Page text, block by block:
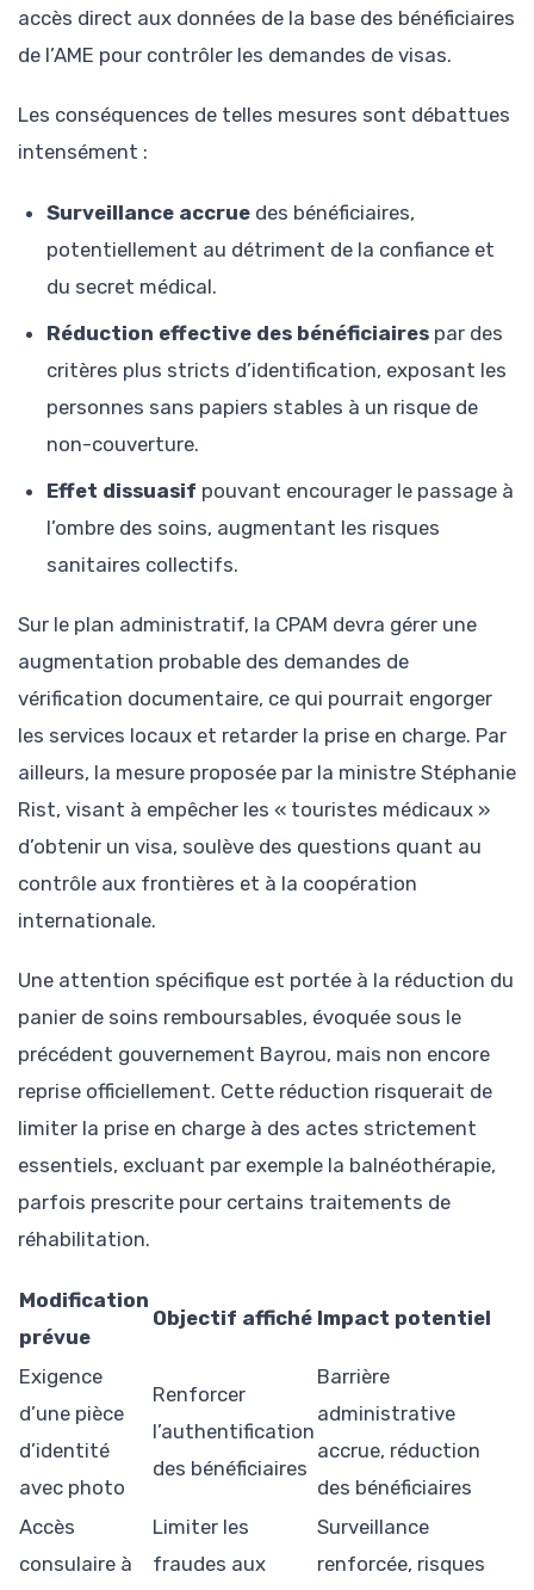
accès direct aux données de la base des bénéficiaires
de l’AME pour contrôler les demandes de visas.
Les conséquences de telles mesures sont débattues
intensément :
Surveillance accrue des bénéficiaires,
potentiellement au détriment de la confiance et
du secret médical.
Réduction effective des bénéficiaires par des
critères plus stricts d’identification, exposant les
personnes sans papiers stables à un risque de
non-couverture.
Effet dissuasif pouvant encourager le passage à
l’ombre des soins, augmentant les risques
sanitaires collectifs.
Sur le plan administratif, la CPAM devra gérer une
augmentation probable des demandes de
vérification documentaire, ce qui pourrait engorger
les services locaux et retarder la prise en charge. Par
ailleurs, la mesure proposée par la ministre Stéphanie
Rist, visant à empêcher les « touristes médicaux »
d’obtenir un visa, soulève des questions quant au
contrôle aux frontières et à la coopération
internationale.
Une attention spécifique est portée à la réduction du
panier de soins remboursables, évoquée sous le
précédent gouvernement Bayrou, mais non encore
reprise officiellement. Cette réduction risquerait de
limiter la prise en charge à des actes strictement
essentiels, excluant par exemple la balnéothérapie,
parfois prescrite pour certains traitements de
réhabilitation.
Modification
prévue
Objectif affiché Impact potentiel
Exigence
d’une pièce
d’identité
avec photo
Renforcer
l’authentification
des bénéficiaires
Barrière
administrative
accrue, réduction
des bénéficiaires
Accès
consulaire à
Limiter les
fraudes aux
Surveillance
renforcée, risques